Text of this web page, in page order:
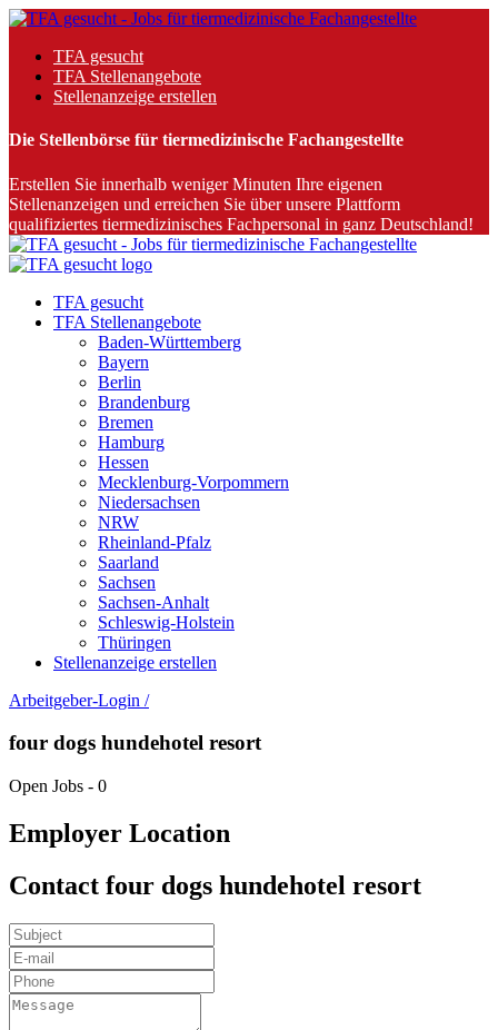
TFA gesucht
TFA Stellenangebote
Stellenanzeige erstellen
Die Stellenbörse für tiermedizinische Fachangestellte
Erstellen Sie innerhalb weniger Minuten Ihre eigenen
Stellenanzeigen und erreichen Sie über unsere Plattform
qualifiziertes tiermedizinisches Fachpersonal in ganz Deutschland!
TFA gesucht
TFA Stellenangebote
Baden-Württemberg
Bayern
Berlin
Brandenburg
Bremen
Hamburg
Hessen
Mecklenburg-Vorpommern
Niedersachsen
NRW
Rheinland-Pfalz
Saarland
Sachsen
Sachsen-Anhalt
Schleswig-Holstein
Thüringen
Stellenanzeige erstellen
Arbeitgeber-Login /
four dogs hundehotel resort
Open Jobs - 0
Employer Location
Contact four dogs hundehotel resort